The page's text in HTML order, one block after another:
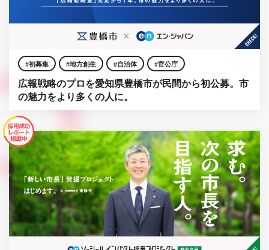
初募集 地方創生 自治体 官公庁
広報戦略のプロを愛知県豊橋市が民間から初公募。市
の魅力をより多くの人に。